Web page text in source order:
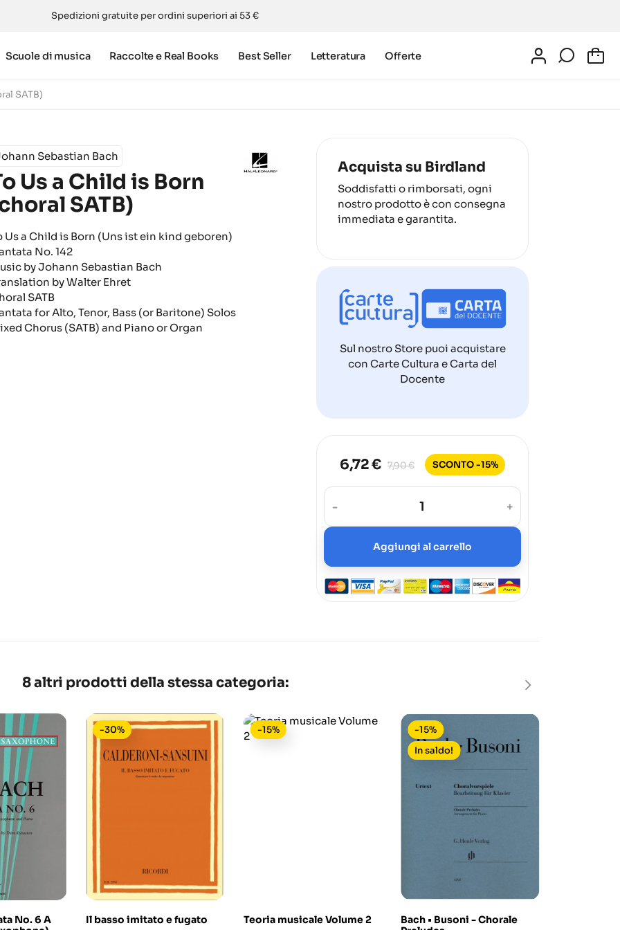
Spedizioni gratuite per ordini superiori ai 53 €
Scuole di musica Raccolte e Real Books Best Seller Letteratura Offerte
SATB)
Sebastian Bach
Us a Child is Born
SATB)
Us a Child is Born (Uns ist ein kind geboren)
No. 142
by Johann Sebastian Bach
by Walter Ehret
SATB
for Alto, Tenor, Bass (or Baritone) Solos
Chorus (SATB) and Piano or Organ
Acquista su Birdland
Soddisfatti o rimborsati, ogni
nostro prodotto è con consegna
immediata e garantita.
Sul nostro Store puoi acquistare
con Carte Cultura e Carta del
Docente
6,72 € 7,90 € SCONTO -15%
- +
Aggiungi al carrello
8 altri prodotti della stessa categoria:
No. 6 A
Il basso imitato e fugato
-30%
Teoria musicale Volume 2
-15%
Bach • Busoni - Chorale
-15%
In saldo!